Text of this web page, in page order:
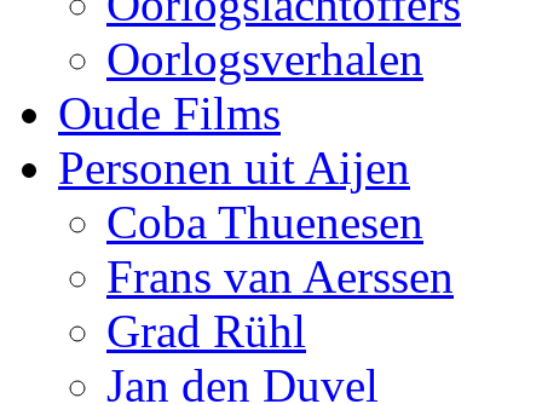
Oorlogsverhalen
Oude Films
Personen uit Aijen
Coba Thuenesen
Frans van Aerssen
Grad Rühl
Jan den Duvel